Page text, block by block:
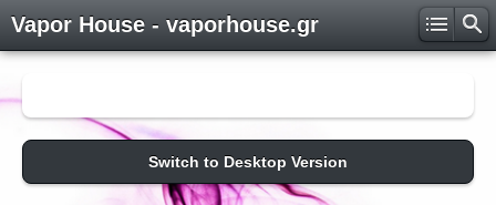
Vapor House - vaporhouse.gr
Switch to Desktop Version